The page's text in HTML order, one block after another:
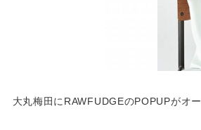
大丸梅田にRAWFUDGEのPOPUPがオ